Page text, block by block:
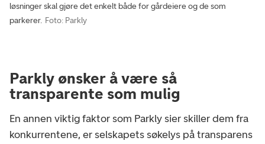
løsninger skal gjøre det enkelt både for gårdeiere og de som
parkerer. Foto: Parkly
Parkly ønsker å være så
transparente som mulig
En annen viktig faktor som Parkly sier skiller dem fra
konkurrentene, er selskapets søkelys på transparens